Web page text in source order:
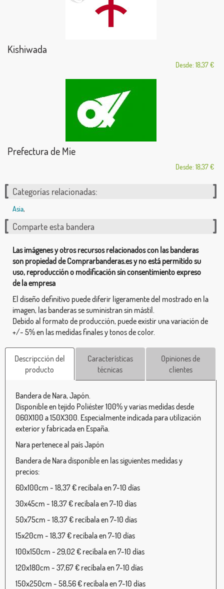
Kishiwada
Desde: 18,37 €
Prefectura de Mie
Desde: 18,37 €
Categorías relacionadas:
Asia,
Comparte esta bandera
Las imágenes y otros recursos relacionados con las banderas
son propiedad de Comprarbanderas.es y no está permitido su
uso, reproducción o modificación sin consentimiento expreso
de la empresa
El diseño definitivo puede diferir ligeramente del mostrado en la
imagen, las banderas se suministran sin mástil.
Debido al formato de producción, puede existir una variación de
+/- 5% en las medidas finales y tonos de color.
Descripcción del
producto
Características
técnicas
Opiniones de
clientes
Bandera de Nara, Japón.
Disponible en tejido Poliéster 100% y varias medidas desde
060X100 a 150X300. Especialmente indicada para utilización
exterior y fabricada en España.
Nara pertenece al país Japón
Bandera de Nara disponible en las siguientes medidas y
precios:
60x100cm - 18,37 € recíbala en 7-10 días
30x45cm - 18,37 € recíbala en 7-10 días
50x75cm - 18,37 € recíbala en 7-10 días
15x20cm - 18,37 € recíbala en 7-10 días
100x150cm - 29,02 € recíbala en 7-10 días
120x180cm - 37,67 € recíbala en 7-10 días
150x250cm - 58,56 € recíbala en 7-10 días